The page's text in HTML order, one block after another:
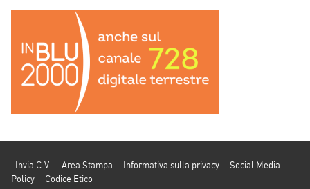
Invia C.V. Area Stampa Informativa sulla privacy
Social Media
Policy
Codice Etico